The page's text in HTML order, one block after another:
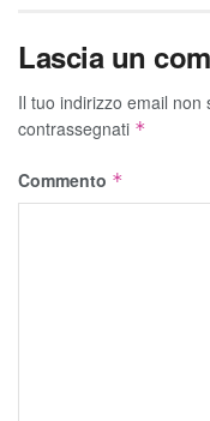
Lascia un
Il tuo indirizzo email non
contrassegnati *
Commento *